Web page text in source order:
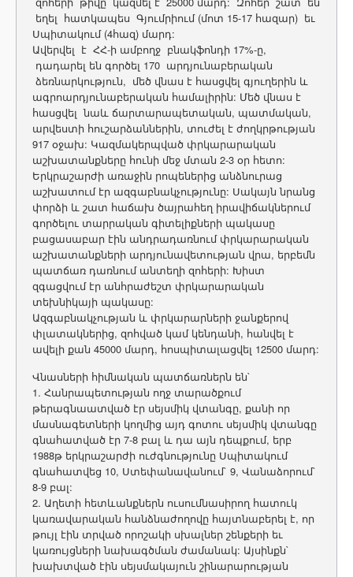
եղել հատկապես Գյումրիում (մոտ 15-17 հազար) եւ
Սպիտակում (4հազ) մարդ:
Ավերվել է ՀՀ-ի ամբողջ բնակֆոնդի 17%-ը,
դադարել են գործել 170 արդյունաբերական
ձեռնարկություն, մեծ վնաս է հասցվել գյուղերին և
ագրոարդյունաբերական համալիրին: Մեծ վնաս է
հասցվել նաև ճարտարապետական, պատմական,
արվեստի հուշարձաններին, տուժել է ժողկրթության
917 օջախ: Կազմակերպված փրկարարական
աշխատանքները հունի մեջ մտան 2-3 օր հետո:
Երկրաշարժի առաջին րոպեներից անձնուրաց
աշխատում էր ազգաբնակչությունը: Սակայն նրանց
փորձի և շատ հաճախ ծայրահեղ իրավիճակներում
գործելու տարրական գիտելիքների պակասը
բացասաբար էին անդրադառնում փրկարարական
աշխատանքների արդյունավետության վրա, երբեմն
պատճառ դառնում անտեղի զոհերի: Խիստ
զգացվում էր անհրաժեշտ փրկարարական
տեխնիկայի պակասը:
Ազգաբնակչության և փրկարարների ջանքերով
փլատակներից, զոհված կամ կենդանի, հանվել է
ավելի քան 45000 մարդ, հոսպիտալացվել 12500 մարդ:
Վնասների հիմնական պատճառներն են`
1. Հանրապետության ողջ տարածքում
թերագնաատված էր սեյսմիկ վտանգը, քանի որ
մասնագետների կողմից այդ գոտու սեյսմիկ վտանգը
գնահատված էր 7-8 բալ և դա այն դեպքում, երբ
1988թ երկրաշարժի ուժգնությունը Սպիտակում
գնահատվեց 10, Ստեփանավանում` 9, Վանաձորում`
8-9 բալ:
2. Աղետի հետևանքներն ուսումնասիրող հատուկ
կառավարական հանձնաժողովը հայտնաբերել է, որ
թույլ էին տրված որոշակի սխալներ շենքերի եւ
կառույցների նախագծման ժամանակ: Այսինքն`
խախտված էին սեյսմակայուն շինարարության